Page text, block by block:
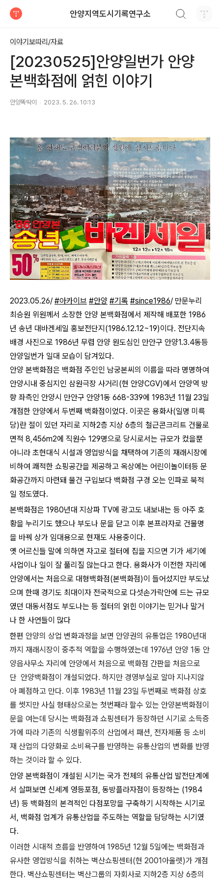
안양지역도시기록연구소
이야기보따리/자료
[20230525]안양일번가 안양
본백화점에 얽힌 이야기
안양똑딱이 2023. 5. 26. 10:13
2023.05.26/ #아카이브 #안양 #기록 #since1986/ 만문누리
최승원 위원께서 소장한 안양 본백화점에서 제작해 배포한 1986
년 송년 대바겐세일 홍보전단지(1986.12.12~19)이다. 전단지속
배경 사진으로 1986년 무렵 안양 원도심인 만안구 안양1.3.4동등
안양일번가 일대 모습이 담겨있다.
안양 본백화점은 백화점 주인인 남궁본씨의 이름을 따라 명명하여
안양시내 중심지인 삼원극장 사거리(현 안양CGV)에서 안양역 방
향 좌측인 안양시 만안구 안양1동 668-339에 1983년 11월 23일
개점한 안양에서 두번째 백화점이었다. 이곳은 용화사(일명 미륵
당)란 절이 있던 자리로 지하2층 지상 6층의 철근콘크리트 건물로
면적 8,456m2에 직원수 129명으로 당시로서는 규모가 컸을뿐
아니라 초현대식 시설과 영업방식을 채택하여 기존의 재래시장에
비하여 쾌적한 쇼핑공간을 제공하고 옥상에는 어린이놀이터등 문
화공간까지 마련돼 물건 구입보다 백화점 구경 오는 인파로 북적
일 정도였다.
본백화점은 1980년대 지상파 TV에 광고도 내보내는 등 아주 호
황을 누리기도 했으나 부도나 문을 닫고 이후 본프라자로 건물명
을 바꿔 상가 임대용으로 현재도 사용중이다.
옛 어르신들 말에 의하면 자고로 절터에 집을 지으면 기가 세기에
사업이나 일이 잘 풀리질 않는다고 한다. 용화사가 이전한 자리에
안양에서는 처음으로 대형백화점(본백화점)이 들어섰지만 부도났
으며 한때 경기도 최대이자 전국적으로 다섯손가락안에 드는 규모
였던 대동서점도 부도나는 등 절터의 얽힌 이야기는 믿거나 말거
나 한 사연들이 많다
한편 안양의 상업 변화과정을 보면 안양권의 유통업은 1980년대
까지 재래시장이 중추적 역할을 수행하였는데 1976년 안양 1동 안
양읍사무소 자리에 안양에서 처음으로 백화점 간판을 처음으로
단 안양백화점이 개설되었다. 하지만 경영부실로 알마 지나지않
아 폐점하고 만다. 이후 1983년 11월 23일 두번째로 백화점 상호
를 썻지만 사실 형태상으로는 첫번째라 할수 있는 안양본백화점이
문을 여는데 당시는 백화점과 쇼핑센터가 등장하던 시기로 소득증
가에 따라 기존의 식생활위주의 산업에서 패션, 전자제품 등 소비
재 산업의 다양화로 소비욕구를 반영하는 유통산업의 변화를 반영
하는 것이라 할 수 있다.
안양 본백화점이 개설된 시기는 국가 전체의 유통산업 발전단계에
서 살펴보면 신세계 영등포점, 동방플라자점이 등장하는 (1984
년) 등 백화점의 본격적인 다점포망을 구축하기 시작하는 시기로
서, 백화점 업계가 유통산업을 주도하는 역할을 담당하는 시기였
다.
이러한 시대적 흐름을 반영하여 1985년 12월 5일에는 백화점과
유사한 영업방식을 취하는 벽산쇼핑센터(현 2001아울렛)가 개점
한다. 벽산쇼핑센터는 벽산그룹의 자회사로 지하2층 지상 6층의